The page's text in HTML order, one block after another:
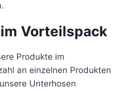
Vorteilspack
Produkte im
an einzelnen Produkten
Unterhosen